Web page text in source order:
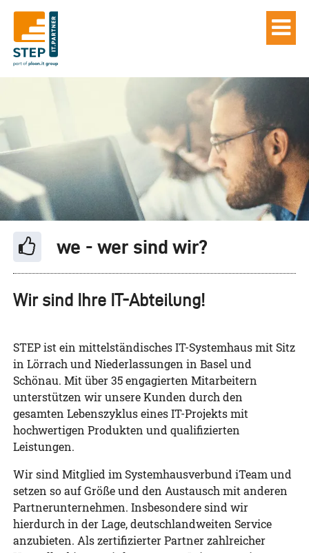
we - wer sind wir?
Wir sind Ihre IT-Abteilung!
STEP ist ein mittelständisches IT-Systemhaus mit Sitz
in Lörrach und Niederlassungen in Basel und
Schönau. Mit über 35 engagierten Mitarbeitern
unterstützen wir unsere Kunden durch den
gesamten Lebenszyklus eines IT-Projekts mit
hochwertigen Produkten und qualifizierten
Leistungen.
Wir sind Mitglied im Systemhausverbund iTeam und
setzen so auf Größe und den Austausch mit anderen
Partnerunternehmen. Insbesondere sind wir
hierdurch in der Lage, deutschlandweiten Service
anzubieten. Als zertifizierter Partner zahlreicher